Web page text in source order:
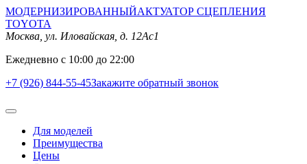
МОДЕРНИЗИРОВАННЫЙАКТУАТОР СЦЕПЛЕНИЯ
TOYOTA
Москва, ул. Иловайская, д. 12Ас1
Ежедневно с 10:00 до 22:00
+7 (926) 844-55-45Закажите обратный звонок
Для моделей
Преимущества
Цены